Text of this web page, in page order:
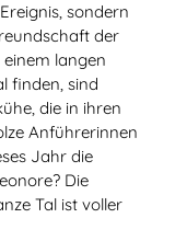
sondern
der
einem langen
finden, sind
die in ihren
Anführerinnen
Jahr die
Die
Tal ist voller